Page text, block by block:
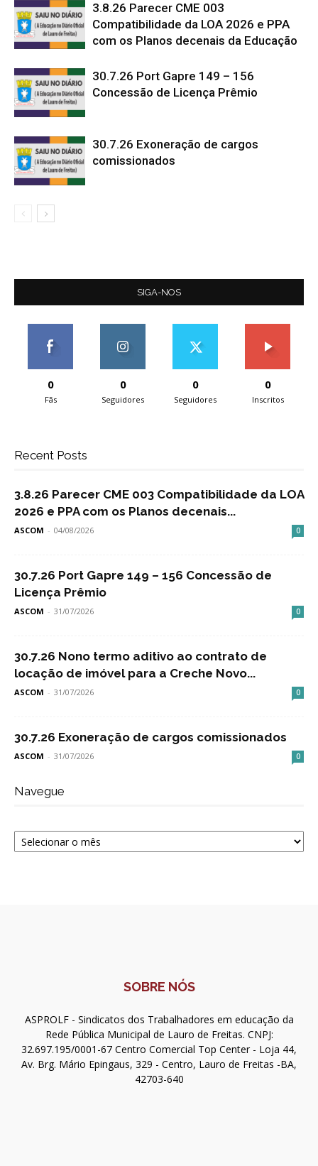
3.8.26 Parecer CME 003
Compatibilidade da LOA 2026 e PPA
com os Planos decenais da Educação
30.7.26 Port Gapre 149 – 156
Concessão de Licença Prêmio
30.7.26 Exoneração de cargos
comissionados
SIGA-NOS
0
Fãs
0
Seguidores
0
Seguidores
0
Inscritos
Recent Posts
3.8.26 Parecer CME 003 Compatibilidade da LOA
2026 e PPA com os Planos decenais...
ASCOM - 04/08/2026 0
30.7.26 Port Gapre 149 – 156 Concessão de
Licença Prêmio
ASCOM - 31/07/2026 0
30.7.26 Nono termo aditivo ao contrato de
locação de imóvel para a Creche Novo...
ASCOM - 31/07/2026 0
30.7.26 Exoneração de cargos comissionados
ASCOM - 31/07/2026 0
Navegue
Navegue
SOBRE NÓS
ASPROLF - Sindicatos dos Trabalhadores em educação da
Rede Pública Municipal de Lauro de Freitas. CNPJ:
32.697.195/0001-67 Centro Comercial Top Center - Loja 44,
Av. Brg. Mário Epingaus, 329 - Centro, Lauro de Freitas -BA,
42703-640